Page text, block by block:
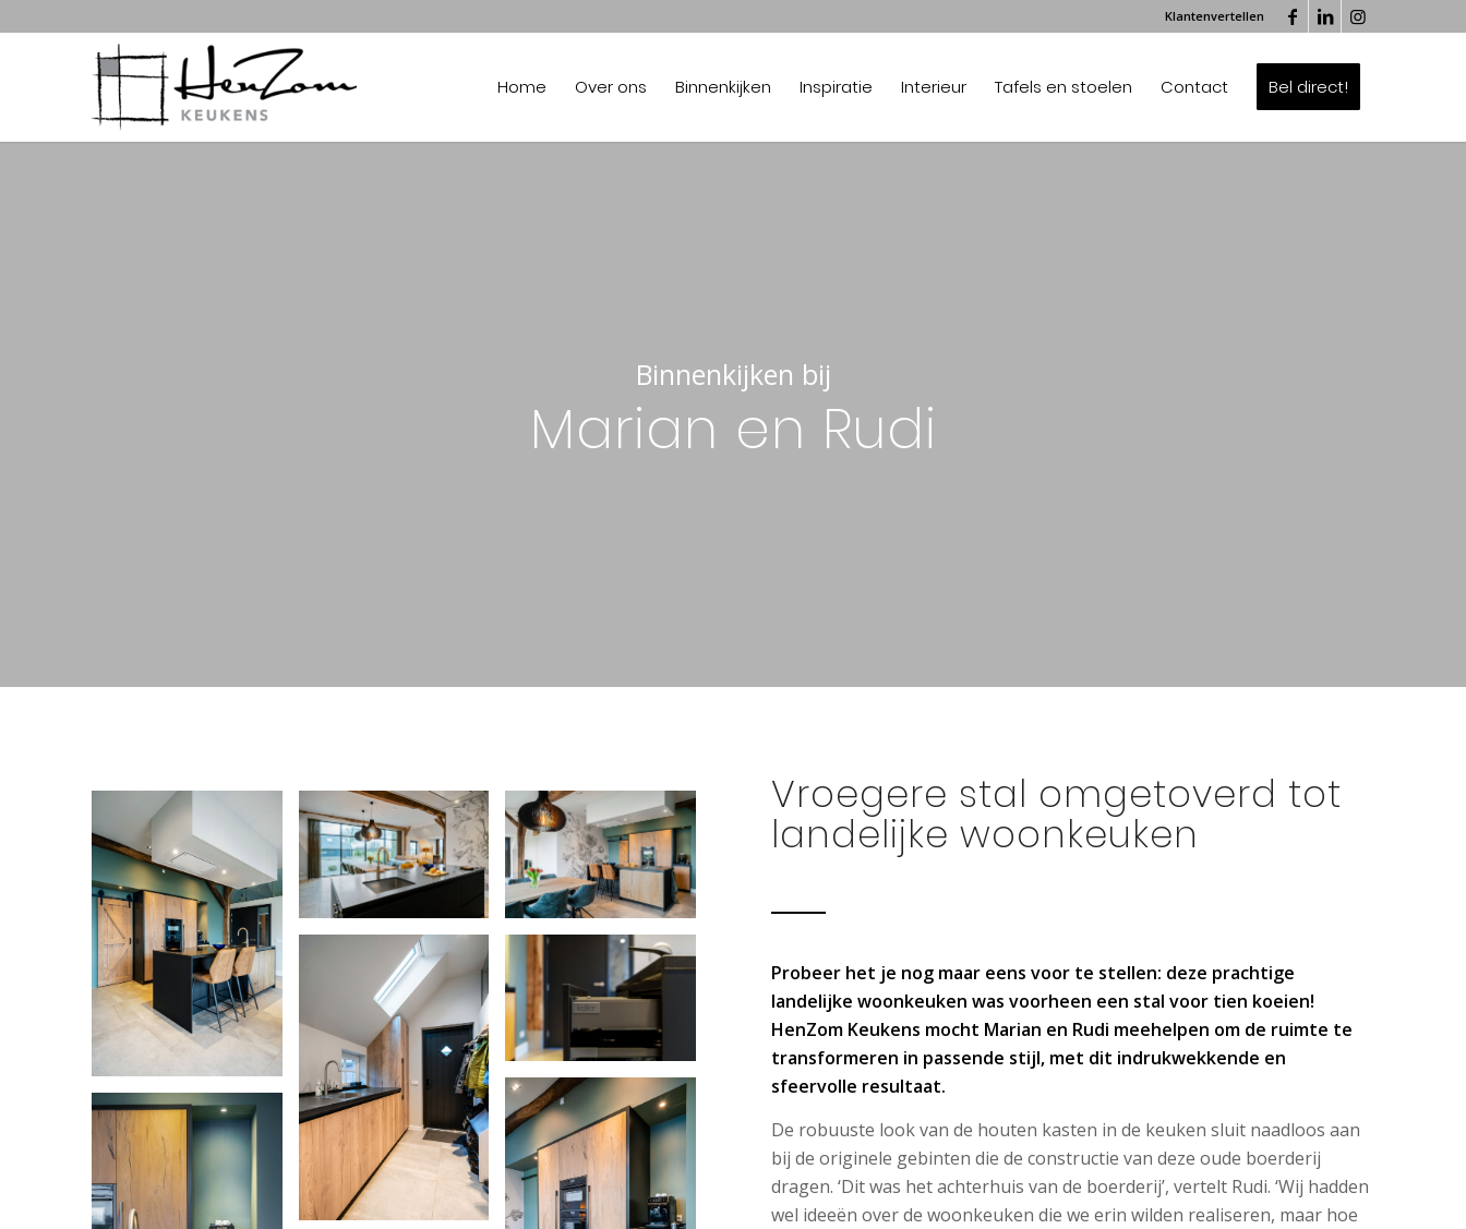
Klantenvertellen
Home Over ons Binnenkijken Inspiratie Interieur Tafels en stoelen Contact Bel direct!
Binnenkijken bij
Marian en Rudi
Vroegere stal omgetoverd tot
landelijke woonkeuken
Probeer het je nog maar eens voor te stellen: deze prachtige
landelijke woonkeuken was voorheen een stal voor tien koeien!
HenZom Keukens mocht Marian en Rudi meehelpen om de ruimte te
transformeren in passende stijl, met dit indrukwekkende en
sfeervolle resultaat.
De robuuste look van de houten kasten in de keuken sluit naadloos aan
bij de originele gebinten die de constructie van deze oude boerderij
dragen. ‘Dit was het achterhuis van de boerderij’, vertelt Rudi. ‘Wij hadden
wel ideeën over de woonkeuken die we erin wilden realiseren, maar hoe